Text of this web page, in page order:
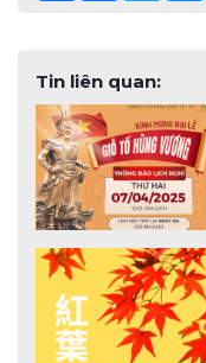
Tin liên quan: